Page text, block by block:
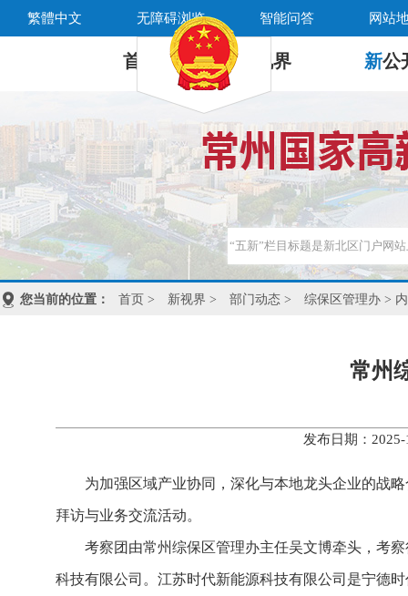
繁體中文 无障碍浏览 智能问答 网站
首 页 新 视界 新公
您当前的位置： 首页 > 新视界 > 部门动态 > 综保区管理办 >
常州
发布日期：
为加强区域产业协同，深化与本地龙头企业的战
拜访与业务交流活动。
考察团由常州综保区管理办主任吴文博牵头，考
科技有限公司。江苏时代新能源科技有限公司是宁德